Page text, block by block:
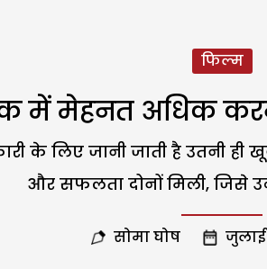
फिल्म
में मेहनत अधिक
के लिए जानी जाती है उतनी
और सफलता दोनों मिली, जिसे
सोमा घोष जुलाई